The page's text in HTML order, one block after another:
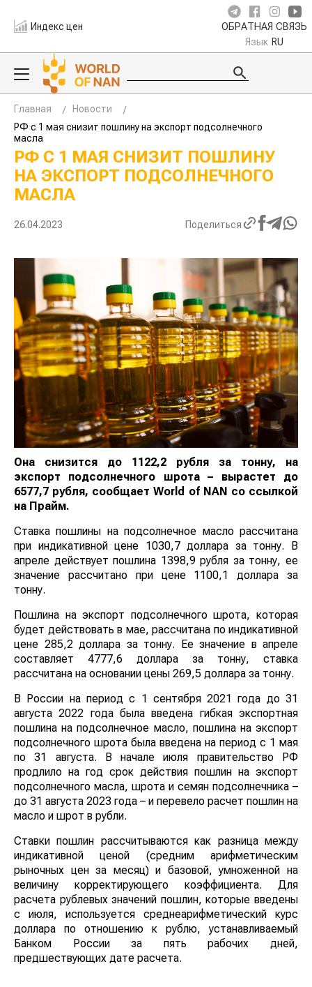
Индекс цен ОБРАТНАЯ СВЯЗЬ
Язык RU
Главная
Новости
РФ с 1 мая снизит пошлину на экспорт подсолнечного
масла
РФ С 1 МАЯ СНИЗИТ ПОШЛИНУ
НА ЭКСПОРТ ПОДСОЛНЕЧНОГО
МАСЛА
26.04.2023 Поделиться
Она снизится до 1122,2 рубля за тонну, на
экспорт подсолнечного шрота – вырастет до
6577,7 рубля, сообщаетWorld of NAN со ссылкой
на Прайм.
Ставка пошлины на подсолнечное масло рассчитана
при индикативной цене 1030,7 доллара за тонну. В
апреле действует пошлина 1398,9 рубля за тонну, ее
значение рассчитано при цене 1100,1 доллара за
тонну.
Пошлина на экспорт подсолнечного шрота, которая
будет действовать в мае, рассчитана по индикативной
цене 285,2 доллара за тонну. Ее значение в апреле
составляет 4777,6 доллара за тонну, ставка
рассчитана на основании цены 269,5 доллара за тонну.
В России на период с 1 сентября 2021 года до 31
августа 2022 года была введена гибкая экспортная
пошлина на подсолнечное масло, пошлина на экспорт
подсолнечного шрота была введена на период с 1 мая
по 31 августа. В начале июля правительство РФ
продлило на год срок действия пошлин на экспорт
подсолнечного масла, шрота и семян подсолнечника –
до 31 августа 2023 года – и перевело расчет пошлин на
масло и шрот в рубли.
Ставки пошлин рассчитываются как разница между
индикативной ценой (средним арифметическим
рыночных цен за месяц) и базовой, умноженной на
величину корректирующего коэффициента. Для
расчета рублевых значений пошлин, которые введены
с июля, используется среднеарифметический курс
доллара по отношению к рублю, устанавливаемый
Банком России за пять рабочих дней,
предшествующих дате расчета.